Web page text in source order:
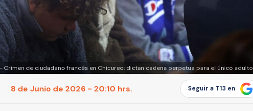
Crimen de ciudadano francés en Chicureo: dictan cadena perpetua para el único adulto
8 de Junio de 2026 - 20:10 hrs. Seguir a T13 en